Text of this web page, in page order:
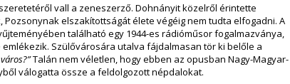
vall a zeneszerző. Dohnányit közelről érintette
elszakítottságát élete végéig nem tudta elfogadni. A
található egy 1944-es rádióműsor fogalmazványa,
Szülővárosára utalva fájdalmasan tör ki belőle a
Talán nem véletlen, hogy ebben az opusban Nagy-Magyar­
válogatta össze a feldolgozott népdalokat.